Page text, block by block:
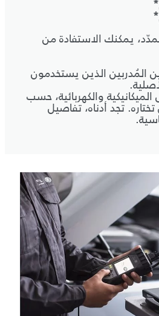
يمكنك الاستفادة من
المُدربين الذين يستخدمون
والكهربائية، حسب
تجد أدناه، تفاصيل